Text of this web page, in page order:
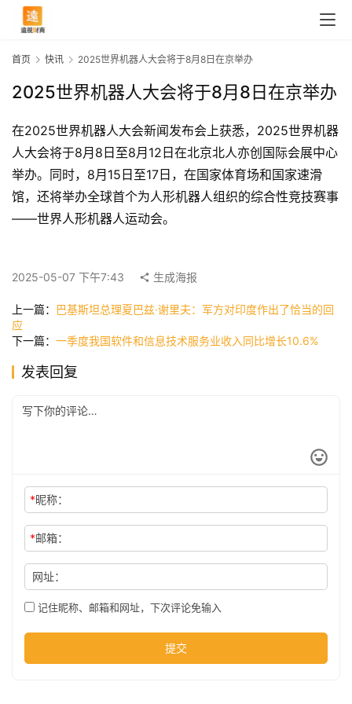
快
讯
司
科
首页 快讯 2025世界机器人大会将于8月8日在京举办
2025世界机器人大会将于8月8日在京举办
在2025世界机器人大会新闻发布会上获悉，2025世界机器
人大会将于8月8日至8月12日在北京北人亦创国际会展中心
举办。同时，8月15日至17日，在国家体育场和国家速滑
馆，还将举办全球首个为人形机器人组织的综合性竞技赛事
——世界人形机器人运动会。
2025-05-07 下午7:43 生成海报
上一篇： 巴基斯坦总理夏巴兹·谢里夫：军方对印度作出了恰当的回
应
下一篇： 一季度我国软件和信息技术服务业收入同比增长10.6%
发表回复
*昵称：
*邮箱：
网址：
记住昵称、邮箱和网址，下次评论免输入
提交